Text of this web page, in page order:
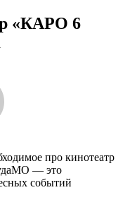
«КАРО 6
про кинотеатр
— это
событий